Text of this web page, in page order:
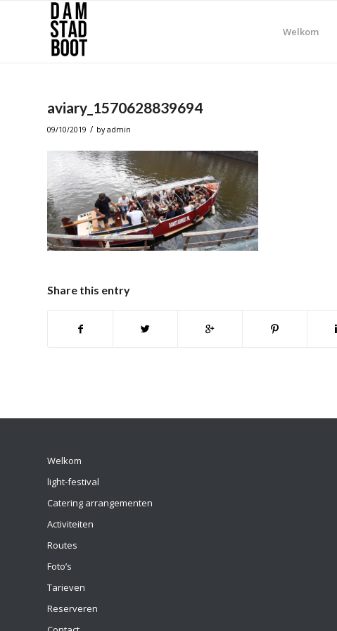
Welkom
aviary_1570628839694
09/10/2019 / byadmin
Share this entry
Welkom
light-festival
Catering arrangementen
Activiteiten
Routes
Foto’s
Tarieven
Reserveren